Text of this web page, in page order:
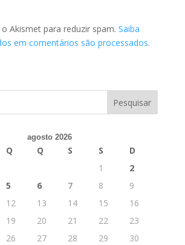
Akismet para reduzir spam. Saiba
em comentários são processados.
agosto 2026
Q Q S S
D
1
2
5 6 7 8
9
12 13 14 15
16
19 20 21 22
23
26 27 28 29
30